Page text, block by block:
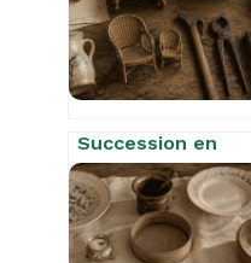
d’Amable Tastu
Succession en
Saône-et-Loire :
4 erreurs fatales
qui vous font
brader vos objets